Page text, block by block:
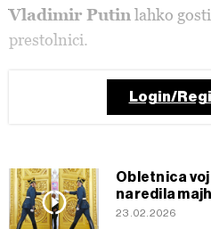
Vladimir Putin lahko
prestolnici.
Login/
Obletnica
naredila
23.02.2026